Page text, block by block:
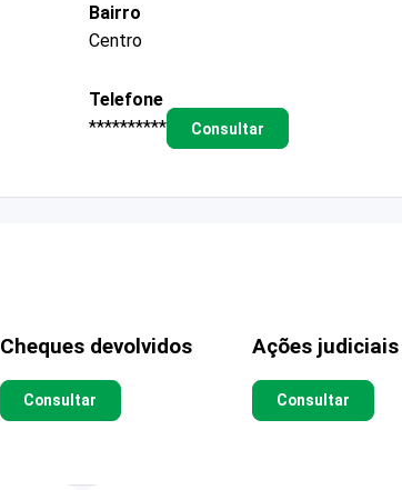
Bairro
Centro
Telefone
**********
Consultar
Cheques devolvidos
Consultar
Ações judiciais
Consultar